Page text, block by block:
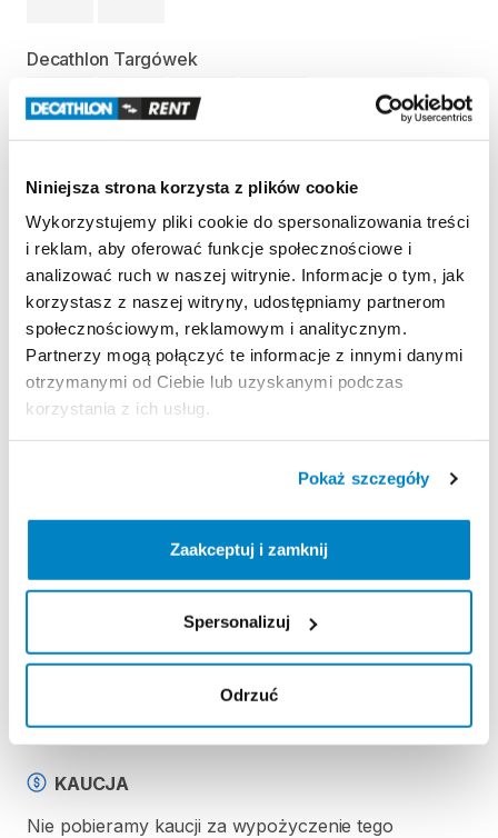
Niniejsza strona korzysta z plików cookie
Wykorzystujemy pliki cookie do spersonalizowania treści
i reklam, aby oferować funkcje społecznościowe i
analizować ruch w naszej witrynie. Informacje o tym, jak
korzystasz z naszej witryny, udostępniamy partnerom
społecznościowym, reklamowym i analitycznym.
Partnerzy mogą połączyć te informacje z innymi danymi
otrzymanymi od Ciebie lub uzyskanymi podczas
korzystania z ich usług.
Pokaż szczegóły
Zaakceptuj i zamknij
Spersonalizuj
Odrzuć
Decathlon Targówek
54cm 60cm 68cm
Informacje o produkcie
Lekki funkcjonalny czekan wycieczki górskie
lodowce.
Stalowy dziób bardzo dobrze trzyma w twardym
śniegu i lodzie.
60 cm waga 425 g
Strona produktu w sklepie
Zasady wypożyczenia
REGULAMIN
Regulamin wypożyczalni
KAUCJA
Nie pobieramy kaucji za wypożyczenie tego